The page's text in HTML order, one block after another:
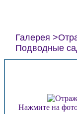
Галерея
Подводные
Нажмите на